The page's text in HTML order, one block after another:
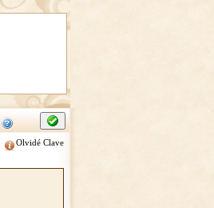
Olvidé Clave